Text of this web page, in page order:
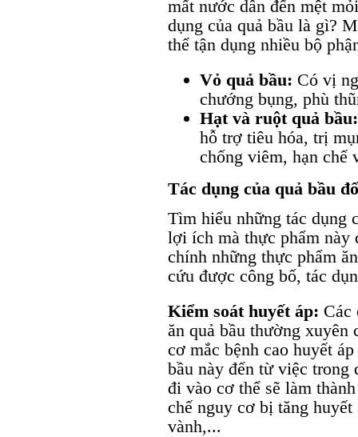
mất nước dẫn đến mệt
dụng của quả bầu là gì?
thể tận dụng nhiều bộ
Vỏ quả bầu: Có vị
chướng bụng, phù
Hạt và ruột quả
hỗ trợ tiêu hóa, trị
chống viêm, hạn chế
Tác dụng của quả bầu
Tìm hiểu những tác dụng
lợi ích mà thực phẩm này
chính những thực phẩm
cứu được công bố, tác
Kiểm soát huyết áp: Các
ăn quả bầu thường
cơ mắc bệnh cao huyết
bầu này đến từ việc trong
đi vào cơ thể sẽ làm
chế nguy cơ bị tăng
vành,...